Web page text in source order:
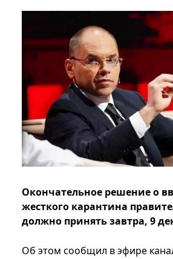
Окончательное решение о
жесткого карантина
должно принять завтра, 9
Об этом сообщил в эфире